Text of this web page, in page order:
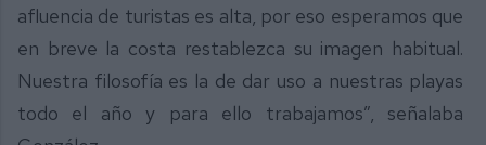
afluencia de turistas es alta, por eso esperamos que
en breve la costa restablezca su imagen habitual.
Nuestra filosofía es la de dar uso a nuestras playas
todo el año y para ello trabajamos”, señalaba